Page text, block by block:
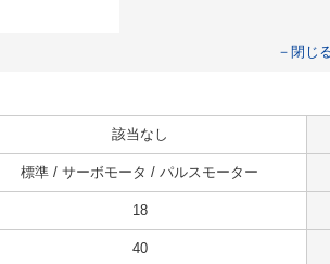
－閉じ
該当なし
標準 / サーボモータ / パルスモーター
18
40